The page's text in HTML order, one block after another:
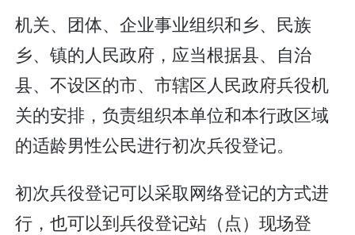
机关、团体、企业事业组织和乡、民族
乡、镇的人民政府，应当根据县、自治
县、不设区的市、市辖区人民政府兵役机
关的安排，负责组织本单位和本行政区域
的适龄男性公民进行初次兵役登记。
初次兵役登记可以采取网络登记的方式进
行，也可以到兵役登记站（点）现场登